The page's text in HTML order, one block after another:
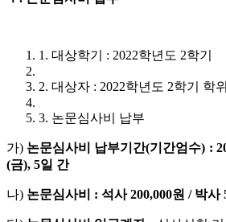
1. 대상학기 : 2022학년도 2학기
2. 대상자 : 2022학년도 2학기 학
3. 논문심사비 납부
가) 논문심사비 납부기간(기간엄수) :
(금), 5일 간
나) 논문심사비 : 석사 200,000원 / 박사